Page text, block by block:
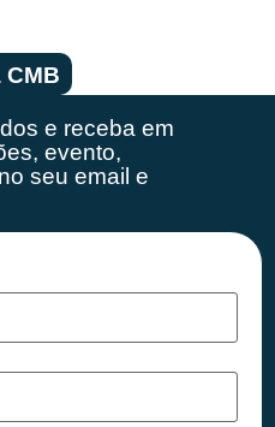
e receba em
evento,
seu email e